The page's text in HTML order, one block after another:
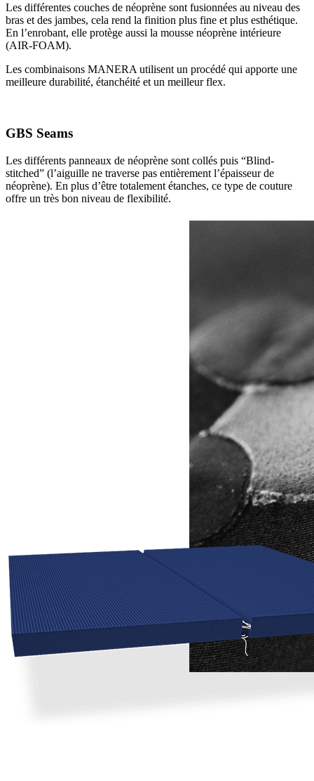
Les différentes couches de néoprène sont fusionnées au niveau des
bras et des jambes, cela rend la finition plus fine et plus esthétique.
En l’enrobant, elle protège aussi la mousse néoprène intérieure
(AIR-FOAM).
Les combinaisons MANERA utilisent un procédé qui apporte une
meilleure durabilité, étanchéité et un meilleur flex.
GBS Seams
Les différents panneaux de néoprène sont collés puis “Blind-
stitched” (l’aiguille ne traverse pas entièrement l’épaisseur de
néoprène). En plus d’être totalement étanches, ce type de couture
offre un très bon niveau de flexibilité.